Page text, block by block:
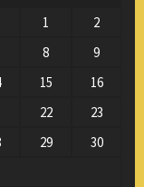
1
2
8
9
15
16
22
23
29
30